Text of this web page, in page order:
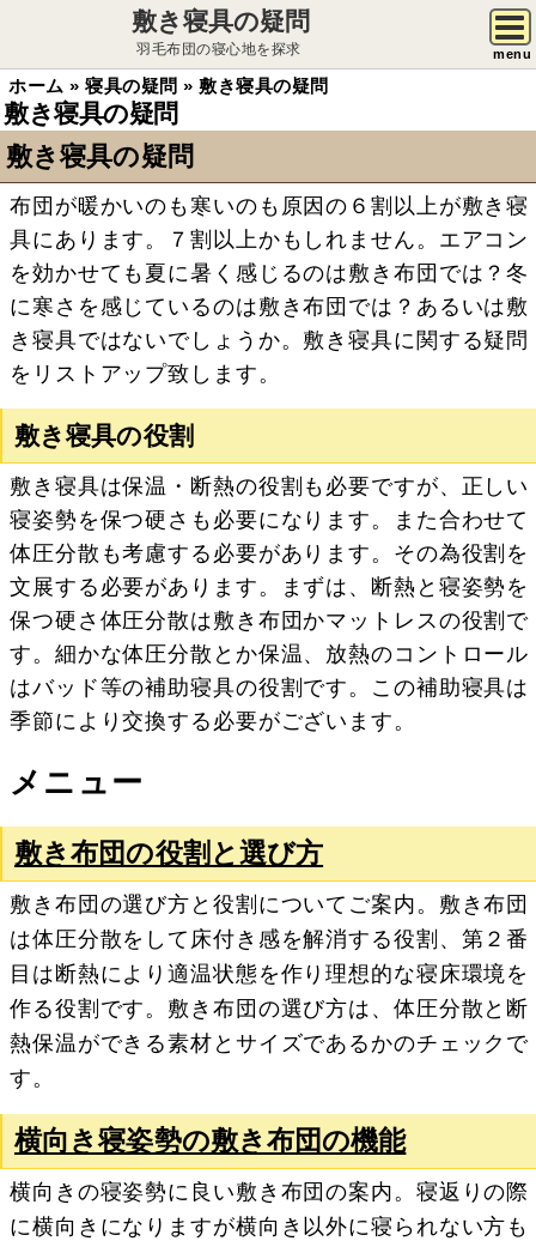
敷き寝具の疑問
羽毛布団の寝心地を探求 menu
ホーム » 寝具の疑問 » 敷き寝具の疑問
敷き寝具の疑問
敷き寝具の疑問
布団が暖かいのも寒いのも原因の６割以上が敷き寝
具にあります。７割以上かもしれません。エアコン
を効かせても夏に暑く感じるのは敷き布団では？冬
に寒さを感じているのは敷き布団では？あるいは敷
き寝具ではないでしょうか。敷き寝具に関する疑問
をリストアップ致します。
敷き寝具の役割
敷き寝具は保温・断熱の役割も必要ですが、正しい
寝姿勢を保つ硬さも必要になります。また合わせて
体圧分散も考慮する必要があります。その為役割を
文展する必要があります。まずは、断熱と寝姿勢を
保つ硬さ体圧分散は敷き布団かマットレスの役割で
す。細かな体圧分散とか保温、放熱のコントロール
はバッド等の補助寝具の役割です。この補助寝具は
季節により交換する必要がございます。
メニュー
敷き布団の役割と選び方
敷き布団の選び方と役割についてご案内。敷き布団
は体圧分散をして床付き感を解消する役割、第２番
目は断熱により適温状態を作り理想的な寝床環境を
作る役割です。敷き布団の選び方は、体圧分散と断
熱保温ができる素材とサイズであるかのチェックで
す。
横向き寝姿勢の敷き布団の機能
横向きの寝姿勢に良い敷き布団の案内。寝返りの際
に横向きになりますが横向き以外に寝られない方も